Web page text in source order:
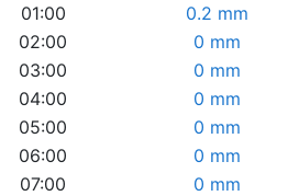
01:00
0.2 mm
02:00
0 mm
03:00
0 mm
04:00
0 mm
05:00
0 mm
06:00
0 mm
07:00
0 mm